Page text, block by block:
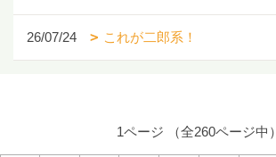
26/07/24 これが二郎系！
1ページ （全260ページ中）